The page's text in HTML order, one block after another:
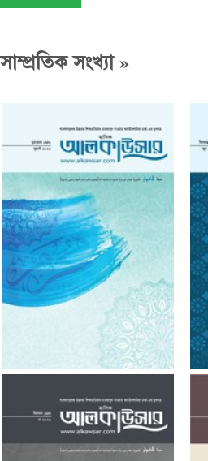
সাম্প্রতিক সংখ্যা»